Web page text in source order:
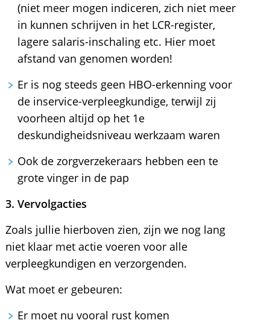
(niet meer mogen indiceren, zich niet meer
in kunnen schrijven in het LCR-register,
lagere salaris-inschaling etc. Hier moet
afstand van genomen worden!
Er is nog steeds geen HBO-erkenning voor
de inservice-verpleegkundige, terwijl zij
voorheen altijd op het 1e
deskundigheidsniveau werkzaam waren
Ook de zorgverzekeraars hebben een te
grote vinger in de pap
3. Vervolgacties
Zoals jullie hierboven zien, zijn we nog lang
niet klaar met actie voeren voor alle
verpleegkundigen en verzorgenden.
Wat moet er gebeuren:
Er moet nu vooral rust komen